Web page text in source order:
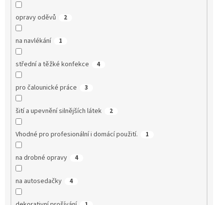
opravy oděvů 2
na navlékání 1
střední a těžké konfekce 4
pro čalounické práce 3
šití a upevnění silnějších látek 2
Vhodné pro profesionální i domácí použití. 1
na drobné opravy 4
na autosedačky 4